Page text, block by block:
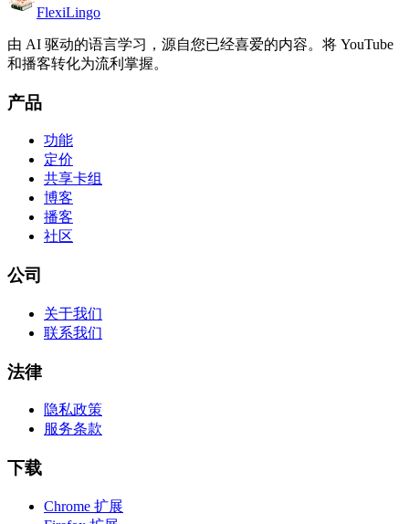
FlexiLingo
由 AI 驱动的语言学习，源自您已经喜爱的内容。将 YouTube
和播客转化为流利掌握。
产品
功能
定价
共享卡组
博客
播客
社区
公司
关于我们
联系我们
法律
隐私政策
服务条款
下载
Chrome 扩展